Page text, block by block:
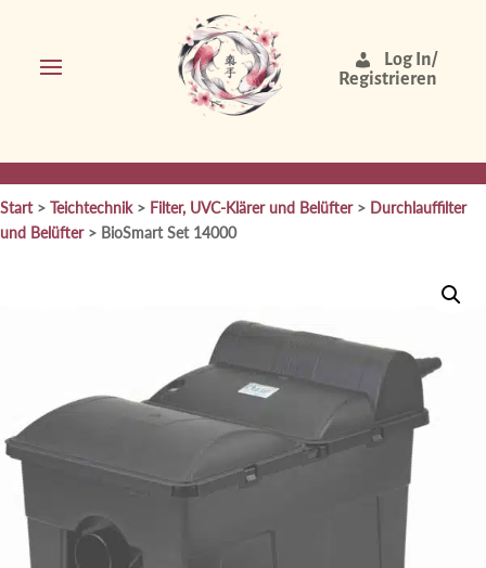
Log In/
Registrieren
Start> Teichtechnik> Filter, UVC-Klärer und Belüfter> Durchlauffilter
und Belüfter> BioSmart Set 14000